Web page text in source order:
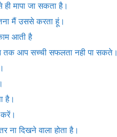
मापा जा सकता है।
मैं उससे करता हूं।
आती है
आप सच्ची सफलता नही पा सकते।
है।
ना दिखने वाला होता है।